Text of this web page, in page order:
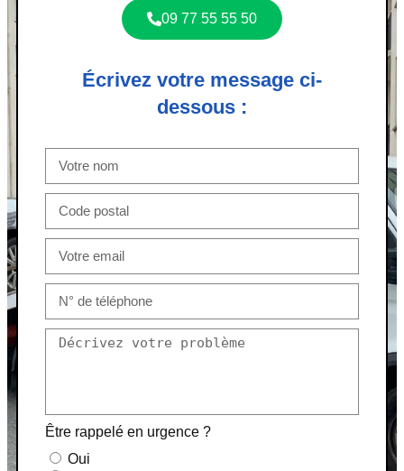
09 77 55 55 50
Écrivez votre message ci-
dessous :
Être rappelé en urgence ?
Oui